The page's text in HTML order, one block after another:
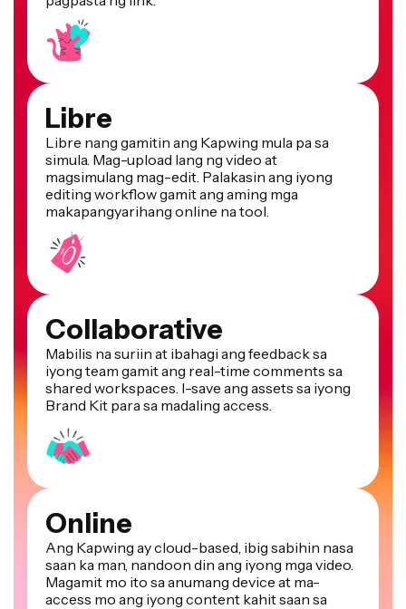
Libre
Libre nang gamitin ang Kapwing mula pa sa
simula. Mag-upload lang ng video at
magsimulang mag-edit. Palakasin ang iyong
editing workflow gamit ang aming mga
makapangyarihang online na tool.
Collaborative
Mabilis na suriin at ibahagi ang feedback sa
iyong team gamit ang real-time comments sa
shared workspaces. I-save ang assets sa iyong
Brand Kit para sa madaling access.
Online
Ang Kapwing ay cloud-based, ibig sabihin nasa
saan ka man, nandoon din ang iyong mga video.
Magamit mo ito sa anumang device at ma-
access mo ang iyong content kahit saan sa
mundo.